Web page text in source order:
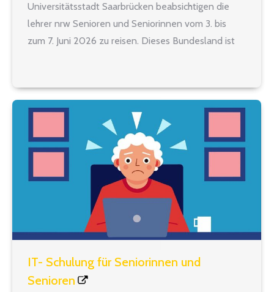
Universitätsstadt Saarbrücken beabsichtigen die
lehrer nrw Senioren und Seniorinnen vom 3. bis
zum 7. Juni 2026 zu reisen. Dieses Bundesland ist
IT- Schulung für Seniorinnen und
Senioren